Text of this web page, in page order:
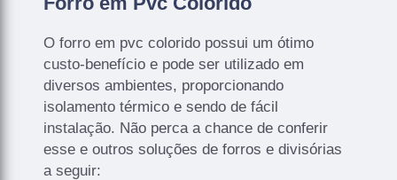
O forro em pvc colorido possui um ótimo
custo-benefício e pode ser utilizado em
diversos ambientes, proporcionando
isolamento térmico e sendo de fácil
instalação. Não perca a chance de conferir
esse e outros soluções de forros e divisórias
a seguir: